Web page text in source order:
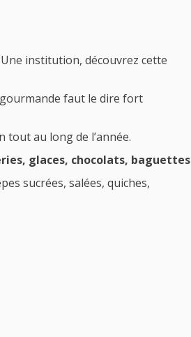
institution, découvrez cette
faut le dire fort
tout au long de l’année.
glaces, chocolats, baguettes
sucrées, salées, quiches,